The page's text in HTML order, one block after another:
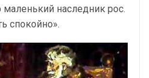
наследник рос.
спокойно».